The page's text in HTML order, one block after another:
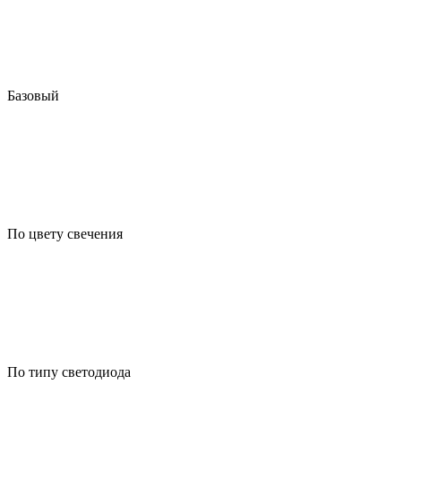
Базовый
По цвету свечения
По типу светодиода